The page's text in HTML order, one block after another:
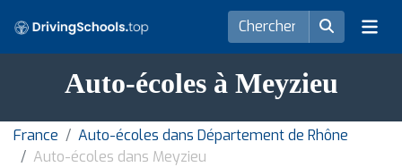
Auto-écoles à Meyzieu
France
Auto-écoles dans Département de Rhône
Auto-écoles dans Meyzieu